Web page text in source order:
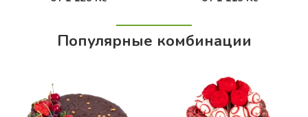
Популярные комбинации